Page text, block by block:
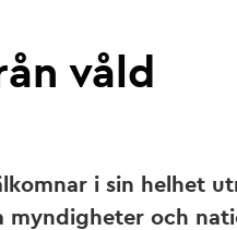
våld
i sin helhet
och